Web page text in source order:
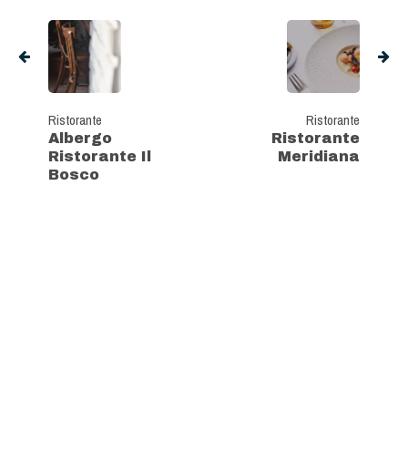
Ristorante
Albergo
Ristorante Il
Bosco
Ristorante
Ristorante
Meridiana